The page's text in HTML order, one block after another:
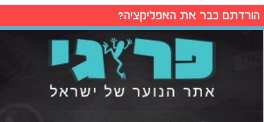
הורדתם כבר את האפליקציה?